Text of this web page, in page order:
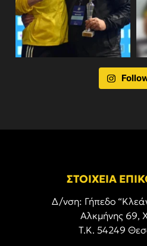
ΣΤΟΙΧΕΙΑ
Δ/νση: Γήπεδο
Αλκμήνης 69,
Τ.Κ. 54249